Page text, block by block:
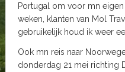
Portugal om voor mn
weken, klanten van Mol
gebruikelijk houd ik weer
Ook mn reis naar
donderdag 21 mei richting